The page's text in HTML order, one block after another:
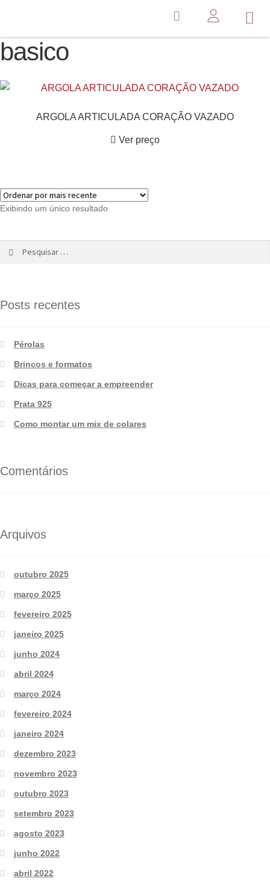
basico
ARGOLA ARTICULADA CORAÇÃO VAZADO
Ver preço
Exibindo um único resultado
Posts recentes
Pérolas
Brincos e formatos
Dicas para começar a empreender
Prata 925
Como montar um mix de colares
Comentários
Arquivos
outubro 2025
março 2025
fevereiro 2025
janeiro 2025
junho 2024
abril 2024
março 2024
fevereiro 2024
janeiro 2024
dezembro 2023
novembro 2023
outubro 2023
setembro 2023
agosto 2023
junho 2022
abril 2022